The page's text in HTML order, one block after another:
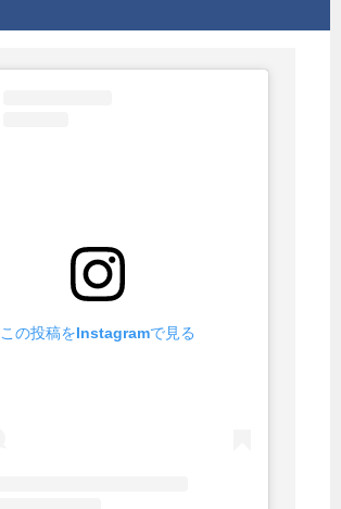
この投稿をInstagramで見る